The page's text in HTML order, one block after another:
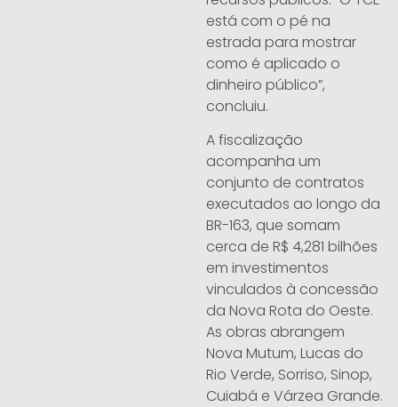
está com o pé na
estrada para mostrar
como é aplicado o
dinheiro público”,
concluiu.
A fiscalização
acompanha um
conjunto de contratos
executados ao longo da
BR-163, que somam
cerca de R$ 4,281 bilhões
em investimentos
vinculados à concessão
da Nova Rota do Oeste.
As obras abrangem
Nova Mutum, Lucas do
Rio Verde, Sorriso, Sinop,
Cuiabá e Várzea Grande.